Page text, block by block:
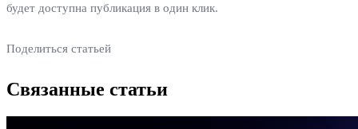
будет доступна публикация в один клик.
Поделиться статьей
Связанные статьи